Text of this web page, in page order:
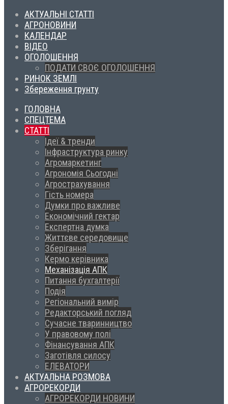
АКТУАЛЬНІ СТАТТІ
АГРОНОВИНИ
КАЛЕНДАР
ВІДЕО
ОГОЛОШЕННЯ
ПОДАТИ СВОЄ ОГОЛОШЕННЯ
РИНОК ЗЕМЛІ
Збереження грунту
ГОЛОВНА
СПЕЦТЕМА
СТАТТІ
Ідеї & тренди
Інфраструктура ринку
Агромаркетинг
Агрономія Сьогодні
Агрострахування
Гість номера
Думки про важливе
Економічний гектар
Експертна думка
Життєве середовище
Зберігання
Кермо керівника
Механізація АПК
Питання бухгалтерії
Подія
Регіональний вимір
Редакторський погляд
Сучасне тваринництво
У правовому полі
Фінансування АПК
Заготівля силосу
ЕЛЕВАТОРИ
АКТУАЛЬНА РОЗМОВА
АГРОРЕКОРДИ
АГРОРЕКОРДИ НОВИНИ